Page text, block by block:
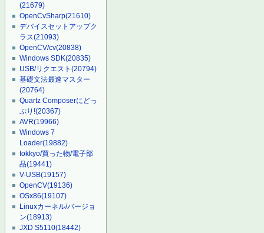
(21679)
OpenCvSharp(21610)
デバイスセットアップク
ラス(21093)
OpenCV/cv(20838)
Windows SDK(20835)
USB/リクエスト(20794)
基礎文法最速マスター
(20764)
Quartz Composerにどっ
ぷり!(20367)
AVR(19966)
Windows 7
Loader(19882)
tokkyo/買った物/電子部
品(19441)
V-USB(19157)
OpenCV(19136)
OSx86(19107)
Linuxカーネル/バージョ
ン(18913)
JXD S5110(18442)